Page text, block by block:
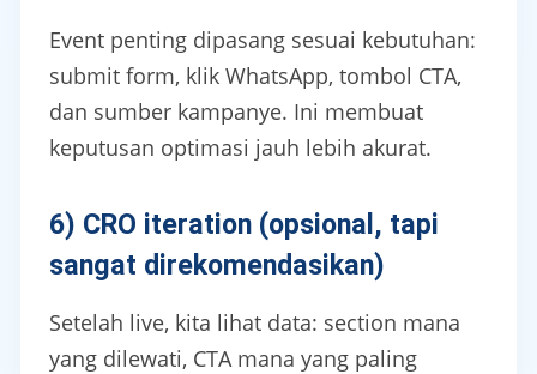
Event penting dipasang sesuai kebutuhan:
submit form, klik WhatsApp, tombol CTA,
dan sumber kampanye. Ini membuat
keputusan optimasi jauh lebih akurat.
6) CRO iteration (opsional, tapi
sangat direkomendasikan)
Setelah live, kita lihat data: section mana
yang dilewati, CTA mana yang paling